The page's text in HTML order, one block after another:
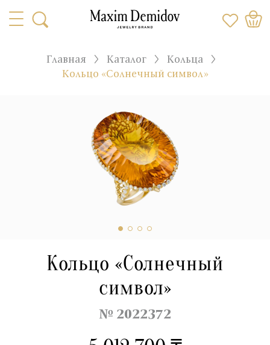
Главная Каталог
Кольца
Кольцо «Солнечный символ»
Кольцо «Солнечный
символ»
№ 2022372